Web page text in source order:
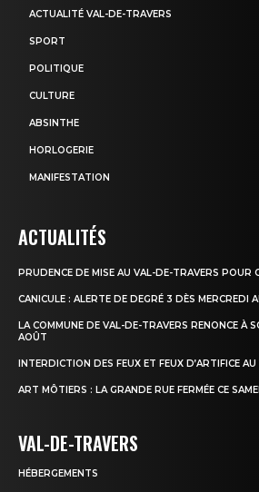
ACTUALITÉ VAL-DE-TRAVERS
SPORT
POLITIQUE
CULTURE
ABSINTHE
HORLOGERIE
MANIFESTATION
ACTUALITÉS
PRUDENCE DE MISE AU VAL-DE-TRAVERS POUR
CANICULE : ALERTE DE DEGRÉ 3 DÈS MERCREDI
LA COMMUNE DE VAL-DE-TRAVERS RENONCE À
AOÛT
INTERDICTION DES FEUX ET FEUX D’ARTIFICE
ART MÔTIERS : LA GRANDE RUE FERMÉE CE
VAL-DE-TRAVERS
HÉBERGEMENTS